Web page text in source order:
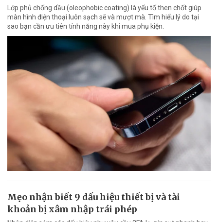
Lớp phủ chống dầu (oleophobic coating) là yếu tố then chốt giúp
màn hình điện thoại luôn sạch sẽ và mượt mà. Tìm hiểu lý do tại
sao bạn cần ưu tiên tính năng này khi mua phụ kiện.
Mẹo nhận biết 9 dấu hiệu thiết bị và tài
khoản bị xâm nhập trái phép